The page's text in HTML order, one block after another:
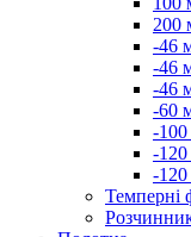
200
-46
-46
-46
-60
-100
-120
-120
Темперні